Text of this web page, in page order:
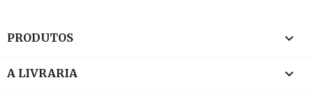
PRODUTOS 
A LIVRARIA 